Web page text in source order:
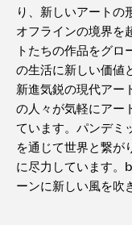
り、新しいアートの
オフラインの境界を
トたちの作品をグロ
の生活に新しい価値
新進気鋭の現代アー
の人々が気軽にアー
ています。パンデミ
を通じて世界と繋が
に尽力しています
ーンに新しい風を吹